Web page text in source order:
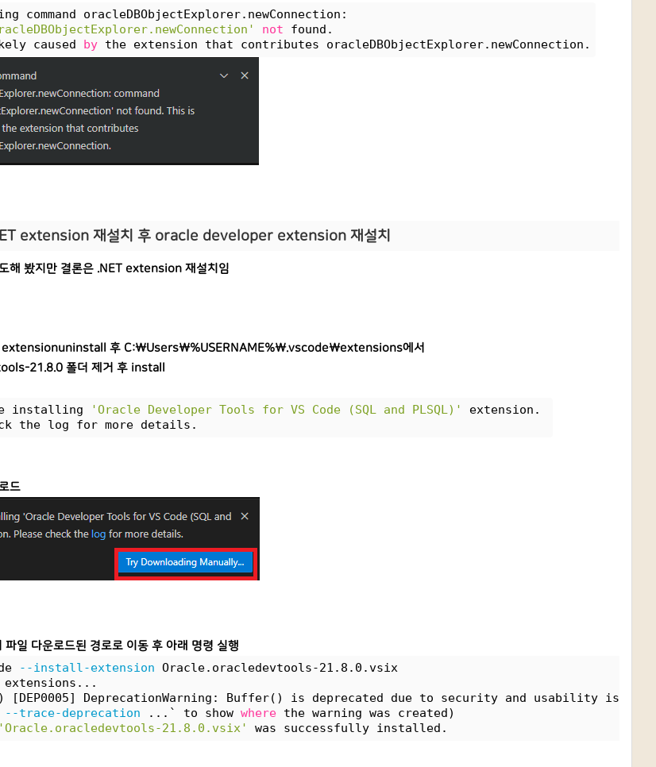
command oracleDBObjectExplorer.newConnection:
not found.
caused by the extension that contributes oracleDBObjectExplorer.newConnection.
extension 재설치 후 oracle developer extension 재설치
해 봤지만 결론은 .NET extension 재설치임
후 C:\Users\%USERNAME%\.vscode\extensions에서
21.8.0 폴더 제거 후 install
installing 'Oracle Developer Tools for VS Code (SQL and PLSQL)'
extension.
the log for more details.
드
일 다운로드된 경로로 이동 후 아래 명령 실행
--install-extension Oracle.oracledevtools-21.8.0.vsix
[DEP0005] DeprecationWarning: Buffer() is deprecated due to security and usability
--trace-deprecation ...` to show where the warning was created)
'Oracle.oracledevtools-21.8.0.vsix' was successfully installed.